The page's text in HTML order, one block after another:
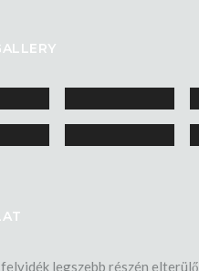
legszebb részén elterülő